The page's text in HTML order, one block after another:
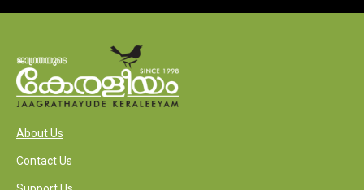
About Us
Contact Us